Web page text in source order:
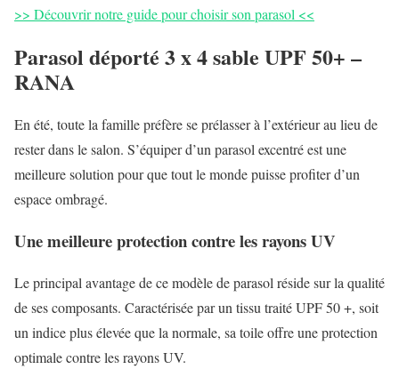
>> Découvrir notre guide pour choisir son parasol <<
Parasol déporté 3 x 4 sable UPF 50+ –
RANA
En été, toute la famille préfère se prélasser à l’extérieur au lieu de
rester dans le salon. S’équiper d’un parasol excentré est une
meilleure solution pour que tout le monde puisse profiter d’un
espace ombragé.
Une meilleure protection contre les rayons UV
Le principal avantage de ce modèle de parasol réside sur la qualité
de ses composants. Caractérisée par un tissu traité UPF 50 +, soit
un indice plus élevée que la normale, sa toile offre une protection
optimale contre les rayons UV.